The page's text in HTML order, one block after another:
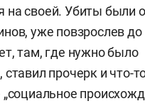
на своей. Убиты были
уже повзрослев
там, где нужно было
прочерк и что-